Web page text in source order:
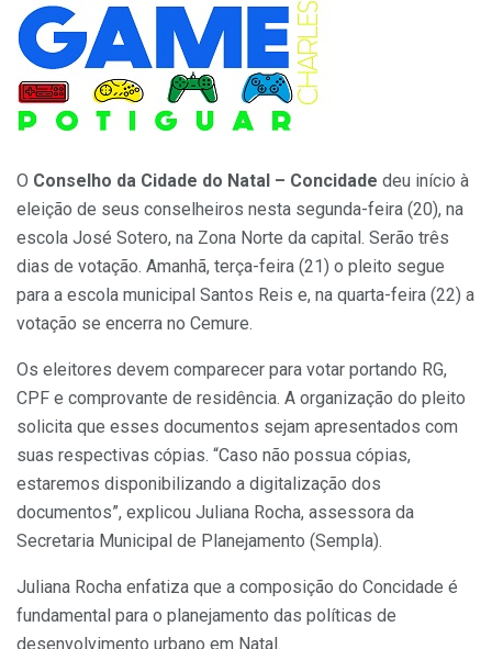
O Conselho da Cidade do Natal – Concidade deu início à
eleição de seus conselheiros nesta segunda-feira (20), na
escola José Sotero, na Zona Norte da capital. Serão três
dias de votação. Amanhã, terça-feira (21) o pleito segue
para a escola municipal Santos Reis e, na quarta-feira (22) a
votação se encerra no Cemure.
Os eleitores devem comparecer para votar portando RG,
CPF e comprovante de residência. A organização do pleito
solicita que esses documentos sejam apresentados com
suas respectivas cópias. “Caso não possua cópias,
estaremos disponibilizando a digitalização dos
documentos”, explicou Juliana Rocha, assessora da
Secretaria Municipal de Planejamento (Sempla).
Juliana Rocha enfatiza que a composição do Concidade é
fundamental para o planejamento das políticas de
desenvolvimento urbano em Natal.